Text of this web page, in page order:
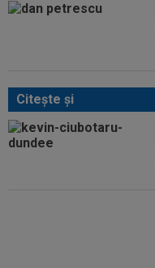
Citeşte şi